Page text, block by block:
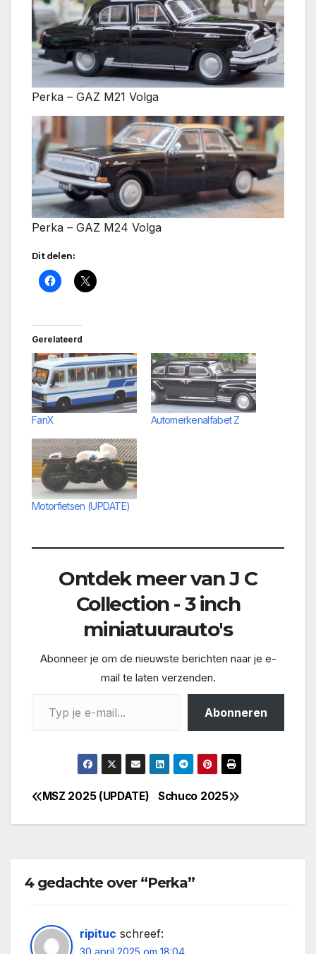
Perka – GAZ M21 Volga
Perka – GAZ M24 Volga
Dit delen:
Gerelateerd
FanX Automerkenalfabet Z
Motorfietsen (UPDATE)
Ontdek meer van J C
Collection - 3 inch
miniatuurauto's
Abonneer je om de nieuwste berichten naar je e-
mail te laten verzenden.
Abonneren
Bericht
navigatie
Schuco 2025
MSZ 2025 (UPDATE)
4 gedachte over “Perka”
ripituc schreef: